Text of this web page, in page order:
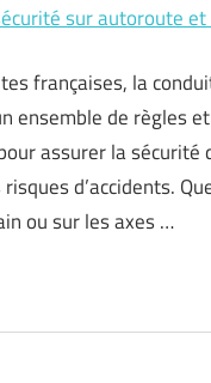
sur autoroute et
françaises, la
ensemble de règles
assurer la sécurité
d’accidents.
ou sur les axes …